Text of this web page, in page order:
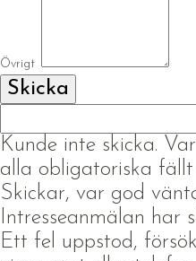
Övrigt
Kunde inte skicka.
alla obligatoriska
Skickar, var god
Intresseanmälan har
Ett fel uppstod,